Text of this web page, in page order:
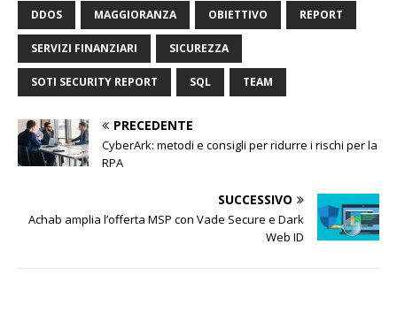
DDOS MAGGIORANZA OBIETTIVO REPORT
SERVIZI FINANZIARI SICUREZZA
SOTI SECURITY REPORT SQL TEAM
PRECEDENTE
CyberArk: metodi e consigli per ridurre i rischi per la
RPA
SUCCESSIVO
Achab amplia l’offerta MSP con Vade Secure e Dark
Web ID